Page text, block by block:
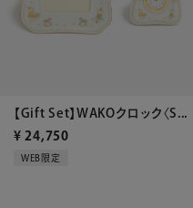
【Gift Set】WAKOクロック〈S...
¥ 24,750
WEB限定